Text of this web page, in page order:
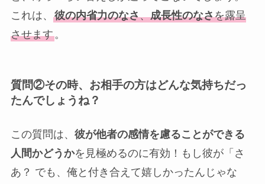
これは、 彼の内省力のなさ、成長性のなさを露呈
させます。
質問②その時、お相手の方はどんな気持ちだっ
たんでしょうね？
この質問は、 彼が他者の感情を慮ることができる
人間かどうかを見極めるのに有効！もし彼が「さ
あ？ でも、俺と付き合えて嬉しかったんじゃな